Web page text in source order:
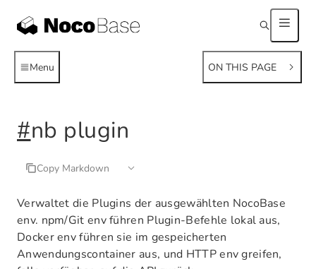
Menu ON THIS PAGE
#nb plugin
Copy Markdown
Verwaltet die Plugins der ausgewählten NocoBase
env. npm/Git env führen Plugin-Befehle lokal aus,
Docker env führen sie im gespeicherten
Anwendungscontainer aus, und HTTP env greifen,